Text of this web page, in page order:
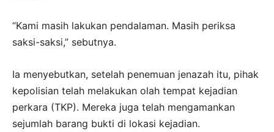
“Kami masih lakukan pendalaman. Masih periksa
saksi-saksi,” sebutnya.
Ia menyebutkan, setelah penemuan jenazah itu, pihak
kepolisian telah melakukan olah tempat kejadian
perkara (TKP). Mereka juga telah mengamankan
sejumlah barang bukti di lokasi kejadian.